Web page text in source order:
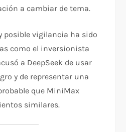
a cambiar de tema.
posible vigilancia ha sido
como el inversionista
a DeepSeek de usar
y de representar una
que MiniMax
similares.